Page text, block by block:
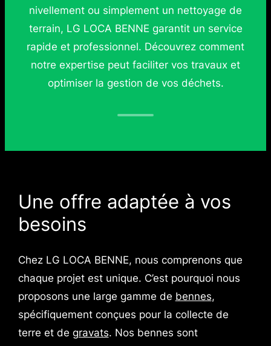
nivellement ou simplement un nettoyage de
terrain, LG LOCA BENNE garantit un service
rapide et professionnel. Découvrez comment
notre expertise peut faciliter vos travaux et
optimiser la gestion de vos déchets.
Une offre adaptée à vos
besoins
Chez LG LOCA BENNE, nous comprenons que
chaque projet est unique. C’est pourquoi nous
proposons une large gamme de bennes,
spécifiquement conçues pour la collecte de
terre et de gravats. Nos bennes sont